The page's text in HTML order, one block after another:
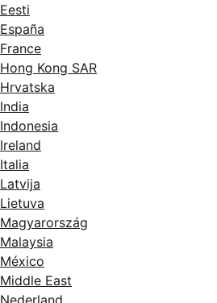
Eesti
España
France
Hong Kong SAR
Hrvatska
India
Indonesia
Ireland
Italia
Latvija
Lietuva
Magyarország
Malaysia
México
Middle East
Nederland